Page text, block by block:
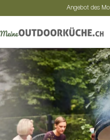
Angebot des
Angebot des